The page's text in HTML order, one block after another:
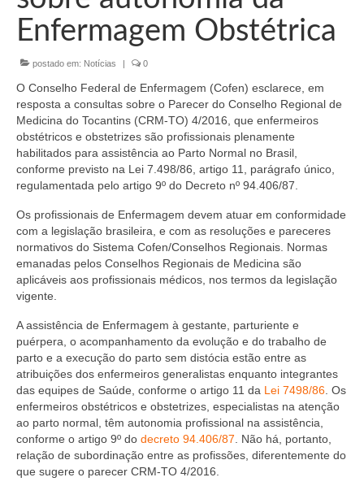
Conselheiros e Diretoria
Câmaras Técnicas
Carta de Serviços ao Cidadão
Governança
Transparência e Prestação de Contas
Eleições Triênio 2027-2029
Eleições 2023
Agenda do presidente
Editais e licitação
Eleições
Fiscalização
Responsabilidade Técnica
Enfermagem Obstétrica
postado em: Notícias | 0
O Conselho Federal de Enfermagem (Cofen) esclarece, em
resposta a consultas sobre o Parecer do Conselho Regional de
Medicina do Tocantins (CRM-TO) 4/2016, que enfermeiros
obstétricos e obstetrizes são profissionais plenamente
habilitados para assistência ao Parto Normal no Brasil,
conforme previsto na Lei 7.498/86, artigo 11, parágrafo único,
regulamentada pelo artigo 9º do Decreto nº 94.406/87.
Os profissionais de Enfermagem devem atuar em conformidade
com a legislação brasileira, e com as resoluções e pareceres
normativos do Sistema Cofen/Conselhos Regionais. Normas
emanadas pelos Conselhos Regionais de Medicina são
aplicáveis aos profissionais médicos, nos termos da legislação
vigente.
A assistência de Enfermagem à gestante, parturiente e
puérpera, o acompanhamento da evolução e do trabalho de
parto e a execução do parto sem distócia estão entre as
atribuições dos enfermeiros generalistas enquanto integrantes
das equipes de Saúde, conforme o artigo 11 da Lei 7498/86 . Os
enfermeiros obstétricos e obstetrizes, especialistas na atenção
ao parto normal, têm autonomia profissional na assistência,
conforme o artigo 9º do decreto 94.406/87 . Não há, portanto,
relação de subordinação entre as profissões, diferentemente do
que sugere o parecer CRM-TO 4/2016.